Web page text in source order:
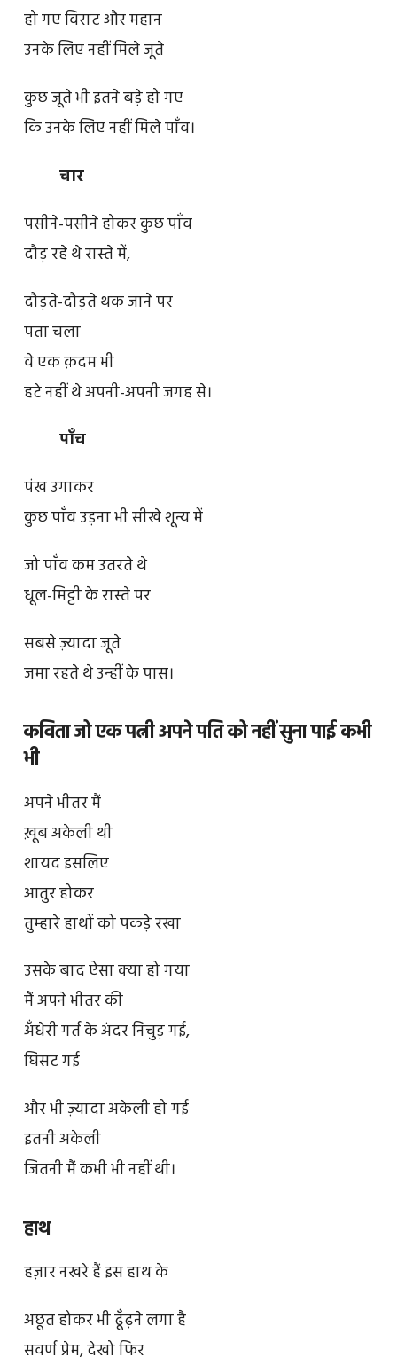
हो गए विराट और महान
उनके लिए नहीं मिले जूते
कुछ जूते भी इतने बड़े हो गए
कि उनके लिए नहीं मिले पाँव।
चार
पसीने-पसीने होकर कुछ पाँव
दौड़ रहे थे रास्ते में,
दौड़ते-दौड़ते थक जाने पर
पता चला
वे एक क़दम भी
हटे नहीं थे अपनी-अपनी जगह से।
पाँच
पंख उगाकर
कुछ पाँव उड़ना भी सीखे शून्य में
जो पाँव कम उतरते थे
धूल-मिट्टी के रास्ते पर
सबसे ज़्यादा जूते
जमा रहते थे उन्हीं के पास।
कविता जो एक पत्नी अपने पति को नहीं सुना पाई कभी
भी
अपने भीतर मैं
ख़ूब अकेली थी
शायद इसलिए
आतुर होकर
तुम्हारे हाथों को पकड़े रखा
उसके बाद ऐसा क्या हो गया
मैं अपने भीतर की
अँधेरी गर्त के अंदर निचुड़ गई,
घिसट गई
और भी ज़्यादा अकेली हो गई
इतनी अकेली
जितनी मैं कभी भी नहीं थी।
हाथ
हज़ार नखरे हैं इस हाथ के
अछूत होकर भी ढूँढ़ने लगा है
सवर्ण प्रेम, देखो फिर